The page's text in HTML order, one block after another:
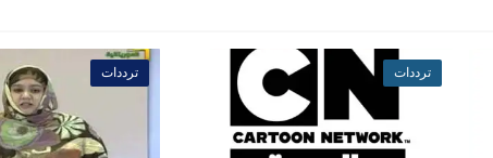
ترددات ترددات